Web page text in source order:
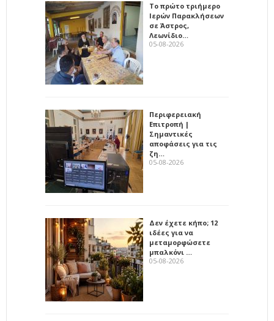
Το πρώτο τριήμερο
Ιερών Παρακλήσεων
σε Άστρος,
Λεωνίδιο…
05-08-2026
Περιφερειακή
Επιτροπή |
Σημαντικές
αποφάσεις για τις
ζη…
05-08-2026
Δεν έχετε κήπο; 12
ιδέες για να
μεταμορφώσετε
μπαλκόνι …
05-08-2026